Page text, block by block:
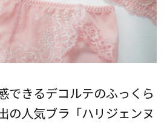
できるデコルテのふっくら
の人気ブラ「ハリジェンヌ